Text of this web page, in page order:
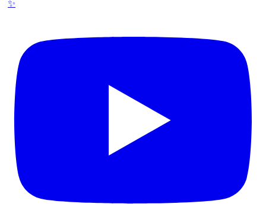
✨